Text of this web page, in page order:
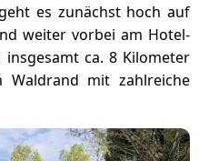
es zunächst hoch auf
weiter vorbei am Hotel-
insgesamt ca. 8 Kilometer
mit zahlreiche